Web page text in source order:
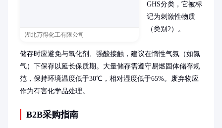
湖北万得化工有限公司
GHS分类，它被标
记为刺激性物质
（类别2）。
储存时应避免与氧化剂、强酸接触，建议在惰性气氛（如氮
气）下保存以延长保质期。大量储存需遵守易燃固体储存规
范，保持环境温度低于30℃，相对湿度低于65%。废弃物应
作为有害化学品处理。
B2B采购指南